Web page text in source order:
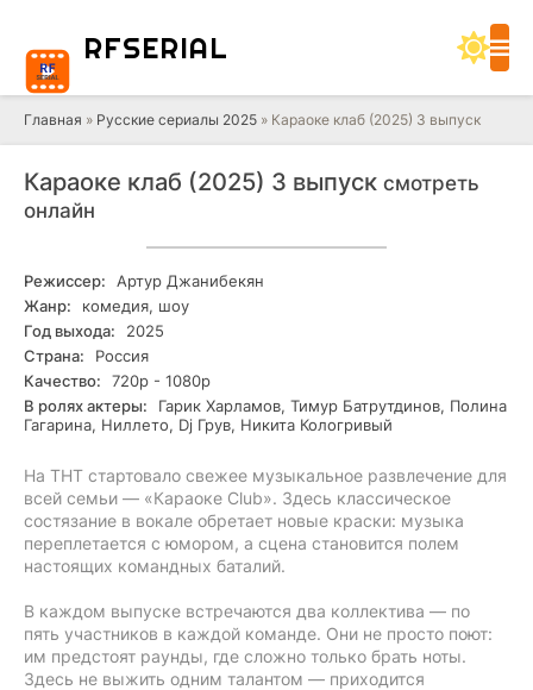
RFSERIAL
Главная » Русские сериалы 2025 » Караоке клаб (2025) 3 выпуск
Караоке клаб (2025) 3 выпуск смотреть
онлайн
Режиссер:
Артур Джанибекян
Жанр:
комедия, шоу
Год выхода:
2025
Страна:
Россия
Качество:
720р - 1080р
В ролях актеры:
Гарик Харламов, Тимур Батрутдинов, Полина
Гагарина, Ниллето, Dj Грув, Никита Кологривый
На ТНТ стартовало свежее музыкальное развлечение для
всей семьи — «Караоке Club». Здесь классическое
состязание в вокале обретает новые краски: музыка
переплетается с юмором, а сцена становится полем
настоящих командных баталий.
В каждом выпуске встречаются два коллектива — по
пять участников в каждой команде. Они не просто поют:
им предстоят раунды, где сложно только брать ноты.
Здесь не выжить одним талантом — приходится